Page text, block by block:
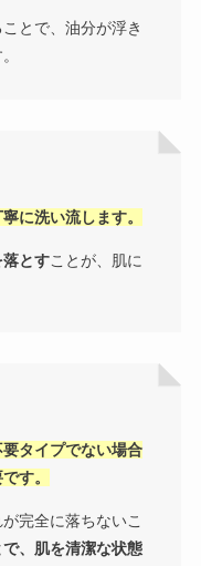
とで、油分が浮き
に洗い流します。
とすことが、肌に
タイプでない場合
す。
完全に落ちないこ
、肌を清潔な状態